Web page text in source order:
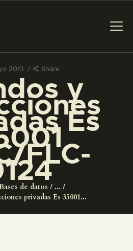
2013 Share
y
Es
FLC-
de datos
...
privadas Es 35001...
LA VISITA